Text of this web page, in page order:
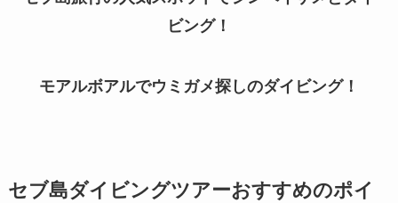
ビング！
モアルボアルでウミガメ探しのダイビング！
セブ島ダイビングツアーおすすめのポイ